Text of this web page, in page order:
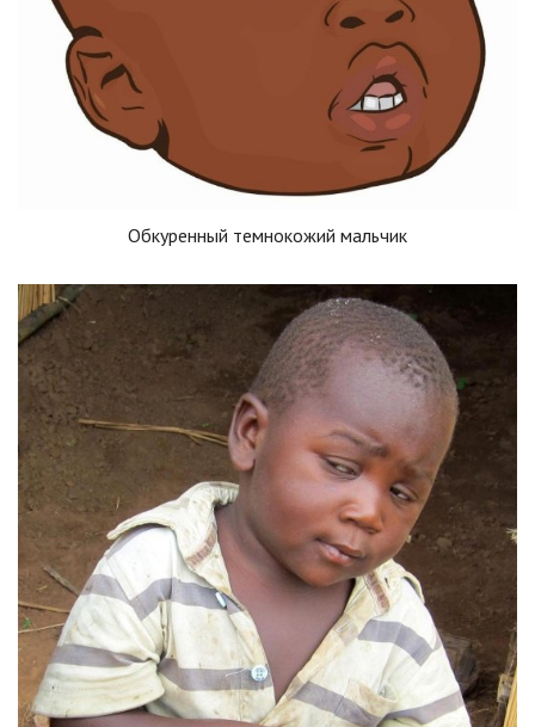
Обкуренный темнокожий мальчик